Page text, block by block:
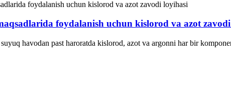
foydalanish uchun kislorod va azot
havodan past haroratda kislorod, azot va argonni har bir